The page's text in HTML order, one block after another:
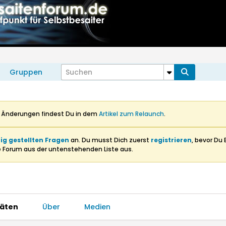
Gruppen
findest Du in demArtikel zum Relaunch.
gestellten Fragen an. Du musst Dich zuerst registrieren, bevor Du
aus der untenstehenden Liste aus.
Über Medien